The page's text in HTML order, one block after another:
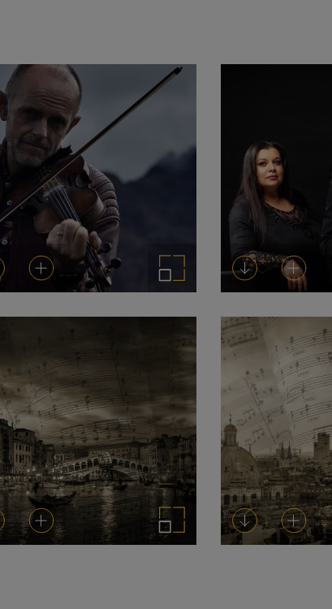
Añadir al carrito Ampliar imagen DescargarAñadir al carrito
Añadir al carrito Ampliar imagen DescargarAñadir al carrito